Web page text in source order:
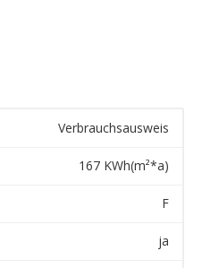
Verbrauchsausweis
167 KWh(m²*a)
F
ja